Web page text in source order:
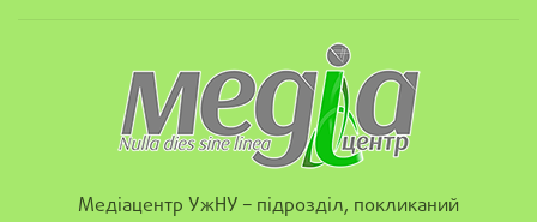
Медіацентр УжНУ – підрозділ, покликаний